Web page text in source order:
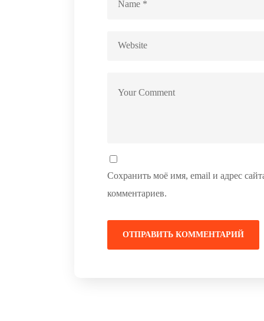
Сохранить моё имя, email и адрес
комментариев.